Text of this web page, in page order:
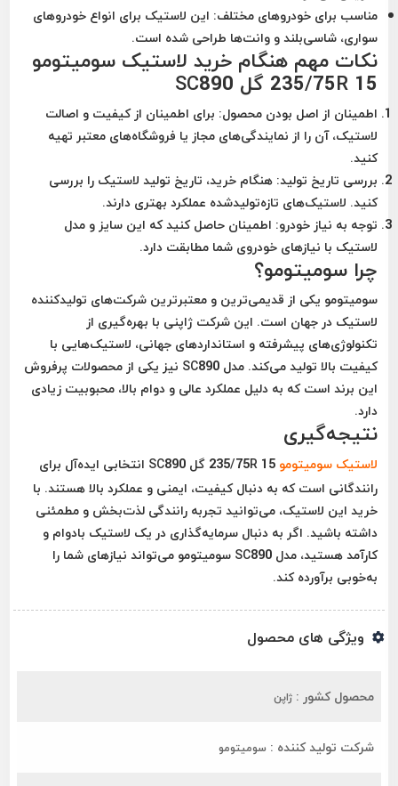
مناسب برای خودروهای مختلف: این لاستیک برای انواع خودروهای
سواری، شاسی‌بلند و وانت‌ها طراحی شده است.
نکات مهم هنگام خرید لاستیک سومیتومو
235/75R 15 گل SC890
اطمینان از اصل بودن محصول: برای اطمینان از کیفیت و اصالت
لاستیک، آن را از نمایندگی‌های مجاز یا فروشگاه‌های معتبر تهیه
کنید.
بررسی تاریخ تولید: هنگام خرید، تاریخ تولید لاستیک را بررسی
کنید. لاستیک‌های تازه‌تولیدشده عملکرد بهتری دارند.
توجه به نیاز خودرو: اطمینان حاصل کنید که این سایز و مدل
لاستیک با نیازهای خودروی شما مطابقت دارد.
چرا سومیتومو؟
سومیتومو یکی از قدیمی‌ترین و معتبرترین شرکت‌های تولیدکننده
لاستیک در جهان است. این شرکت ژاپنی با بهره‌گیری از
تکنولوژی‌های پیشرفته و استانداردهای جهانی، لاستیک‌هایی با
کیفیت بالا تولید می‌کند. مدل SC890 نیز یکی از محصولات پرفروش
این برند است که به دلیل عملکرد عالی و دوام بالا، محبوبیت زیادی
دارد.
نتیجه‌گیری
لاستیک سومیتومو
235/75R 15 گل SC890 انتخابی ایده‌آل برای
رانندگانی است که به دنبال کیفیت، ایمنی و عملکرد بالا هستند. با
خرید این لاستیک، می‌توانید تجربه رانندگی لذت‌بخش و مطمئنی
داشته باشید. اگر به دنبال سرمایه‌گذاری در یک لاستیک بادوام و
کارآمد هستید، مدل SC890 سومیتومو می‌تواند نیازهای شما را
به‌خوبی برآورده کند.
ویژگی های محصول
محصول کشور : ژاپن
شرکت تولید کننده : سومیتومو